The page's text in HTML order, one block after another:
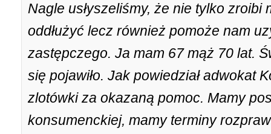
Nagle usłyszeliśmy, że nie tylko
oddłużyć lecz również pomoże nam
zastępczego. Ja mam 67 mąż 70 lat.
się pojawiło. Jak powiedział adwokat
zlotówki za okazaną pomoc. Mamy
konsumenckiej, mamy terminy